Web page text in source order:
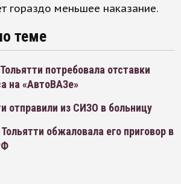
гораздо меньшее наказание.
теме
потребовала отставки
на «АвтоВАЗе»
отправили из СИЗО в больницу
обжаловала его приговор в